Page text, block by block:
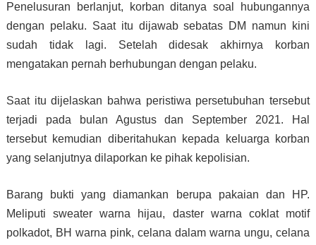
Penelusuran berlanjut, korban ditanya soal hubungannya
dengan pelaku. Saat itu dijawab sebatas DM namun kini
sudah tidak lagi. Setelah didesak akhirnya korban
mengatakan pernah berhubungan dengan pelaku.
Saat itu dijelaskan bahwa peristiwa persetubuhan tersebut
terjadi pada bulan Agustus dan September 2021. Hal
tersebut kemudian diberitahukan kepada keluarga korban
yang selanjutnya dilaporkan ke pihak kepolisian.
Barang bukti yang diamankan berupa pakaian dan HP.
Meliputi sweater warna hijau, daster warna coklat motif
polkadot, BH warna pink, celana dalam warna ungu, celana